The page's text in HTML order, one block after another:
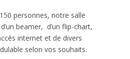
personnes, notre salle
beamer, d’un flip-chart,
internet et de divers
selon vos souhaits.